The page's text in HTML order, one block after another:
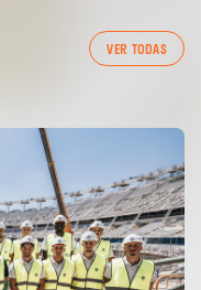
VER TODAS